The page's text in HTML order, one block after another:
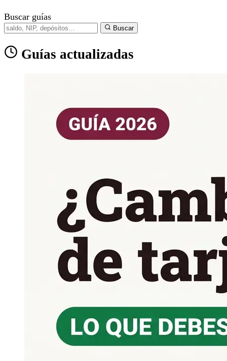
Buscar guías
Buscar
Guías actualizadas